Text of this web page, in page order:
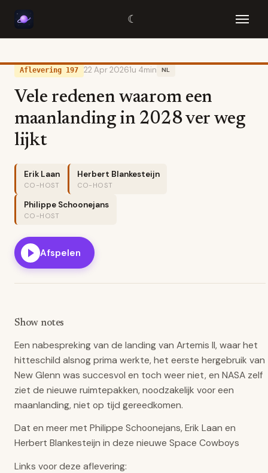
☾
Aflevering 197 22 Apr 20261u 4min NL
Vele redenen waarom een
maanlanding in 2028 ver weg
lijkt
Erik Laan
CO-HOST
Herbert Blankesteijn
CO-HOST
Philippe Schoonejans
CO-HOST
Afspelen
Show notes
Een nabespreking van de landing van Artemis II, waar het
hitteschild alsnog prima werkte, het eerste hergebruik van
New Glenn was succesvol en toch weer niet, en NASA zelf
ziet de nieuwe ruimtepakken, noodzakelijk voor een
maanlanding, niet op tijd gereedkomen.
Dat en meer met Philippe Schoonejans, Erik Laan en
Herbert Blankesteijn in deze nieuwe Space Cowboys
Links voor deze aflevering: